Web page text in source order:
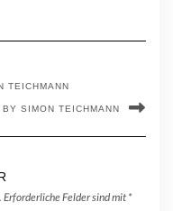
TEICHMANN
SIMON TEICHMANN
Erforderliche Felder sind mit *